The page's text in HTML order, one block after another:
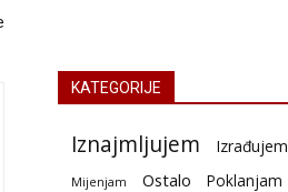
KATEGORIJE
Iznajmljujem Izrađujem
Mijenjam Ostalo Poklanjam